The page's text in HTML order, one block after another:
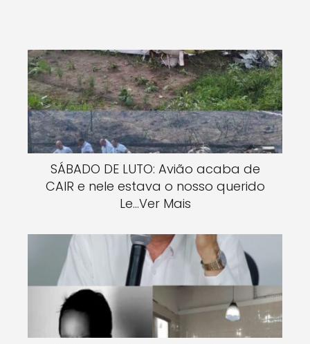
SÁBADO DE LUTO: Avião acaba de
CAIR e nele estava o nosso querido
Le…Ver Mais